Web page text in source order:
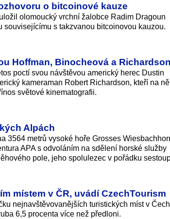
o bitcoinové kauze
olomoucký vrchní žalobce Radim Dragoun
s takzvanou bitcoinovou kauzou.
Hoffman, Binocheová a Richardson
poctí svou návštěvou americký herec Dustin
kameraman Robert Richardson, kteří na
světové kinematografii.
Alpách
3564 metrů vysoké hoře Grosses
APA s odvoláním na sdělení horské služby
pole, jeho spolulezec v pořádku
místem v ČR, uvádí CzechTourism
nejnavštěvova­nějších turistických míst v
6,5 procenta více než předloni.